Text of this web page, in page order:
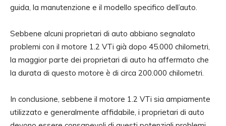
guida, la manutenzione e il modello specifico dell’auto.
Sebbene alcuni proprietari di auto abbiano segnalato
problemi con il motore 1.2 VTi già dopo 45.000 chilometri,
la maggior parte dei proprietari di auto ha affermato che
la durata di questo motore è di circa 200.000 chilometri.
In conclusione, sebbene il motore 1.2 VTi sia ampiamente
utilizzato e generalmente affidabile, i proprietari di auto